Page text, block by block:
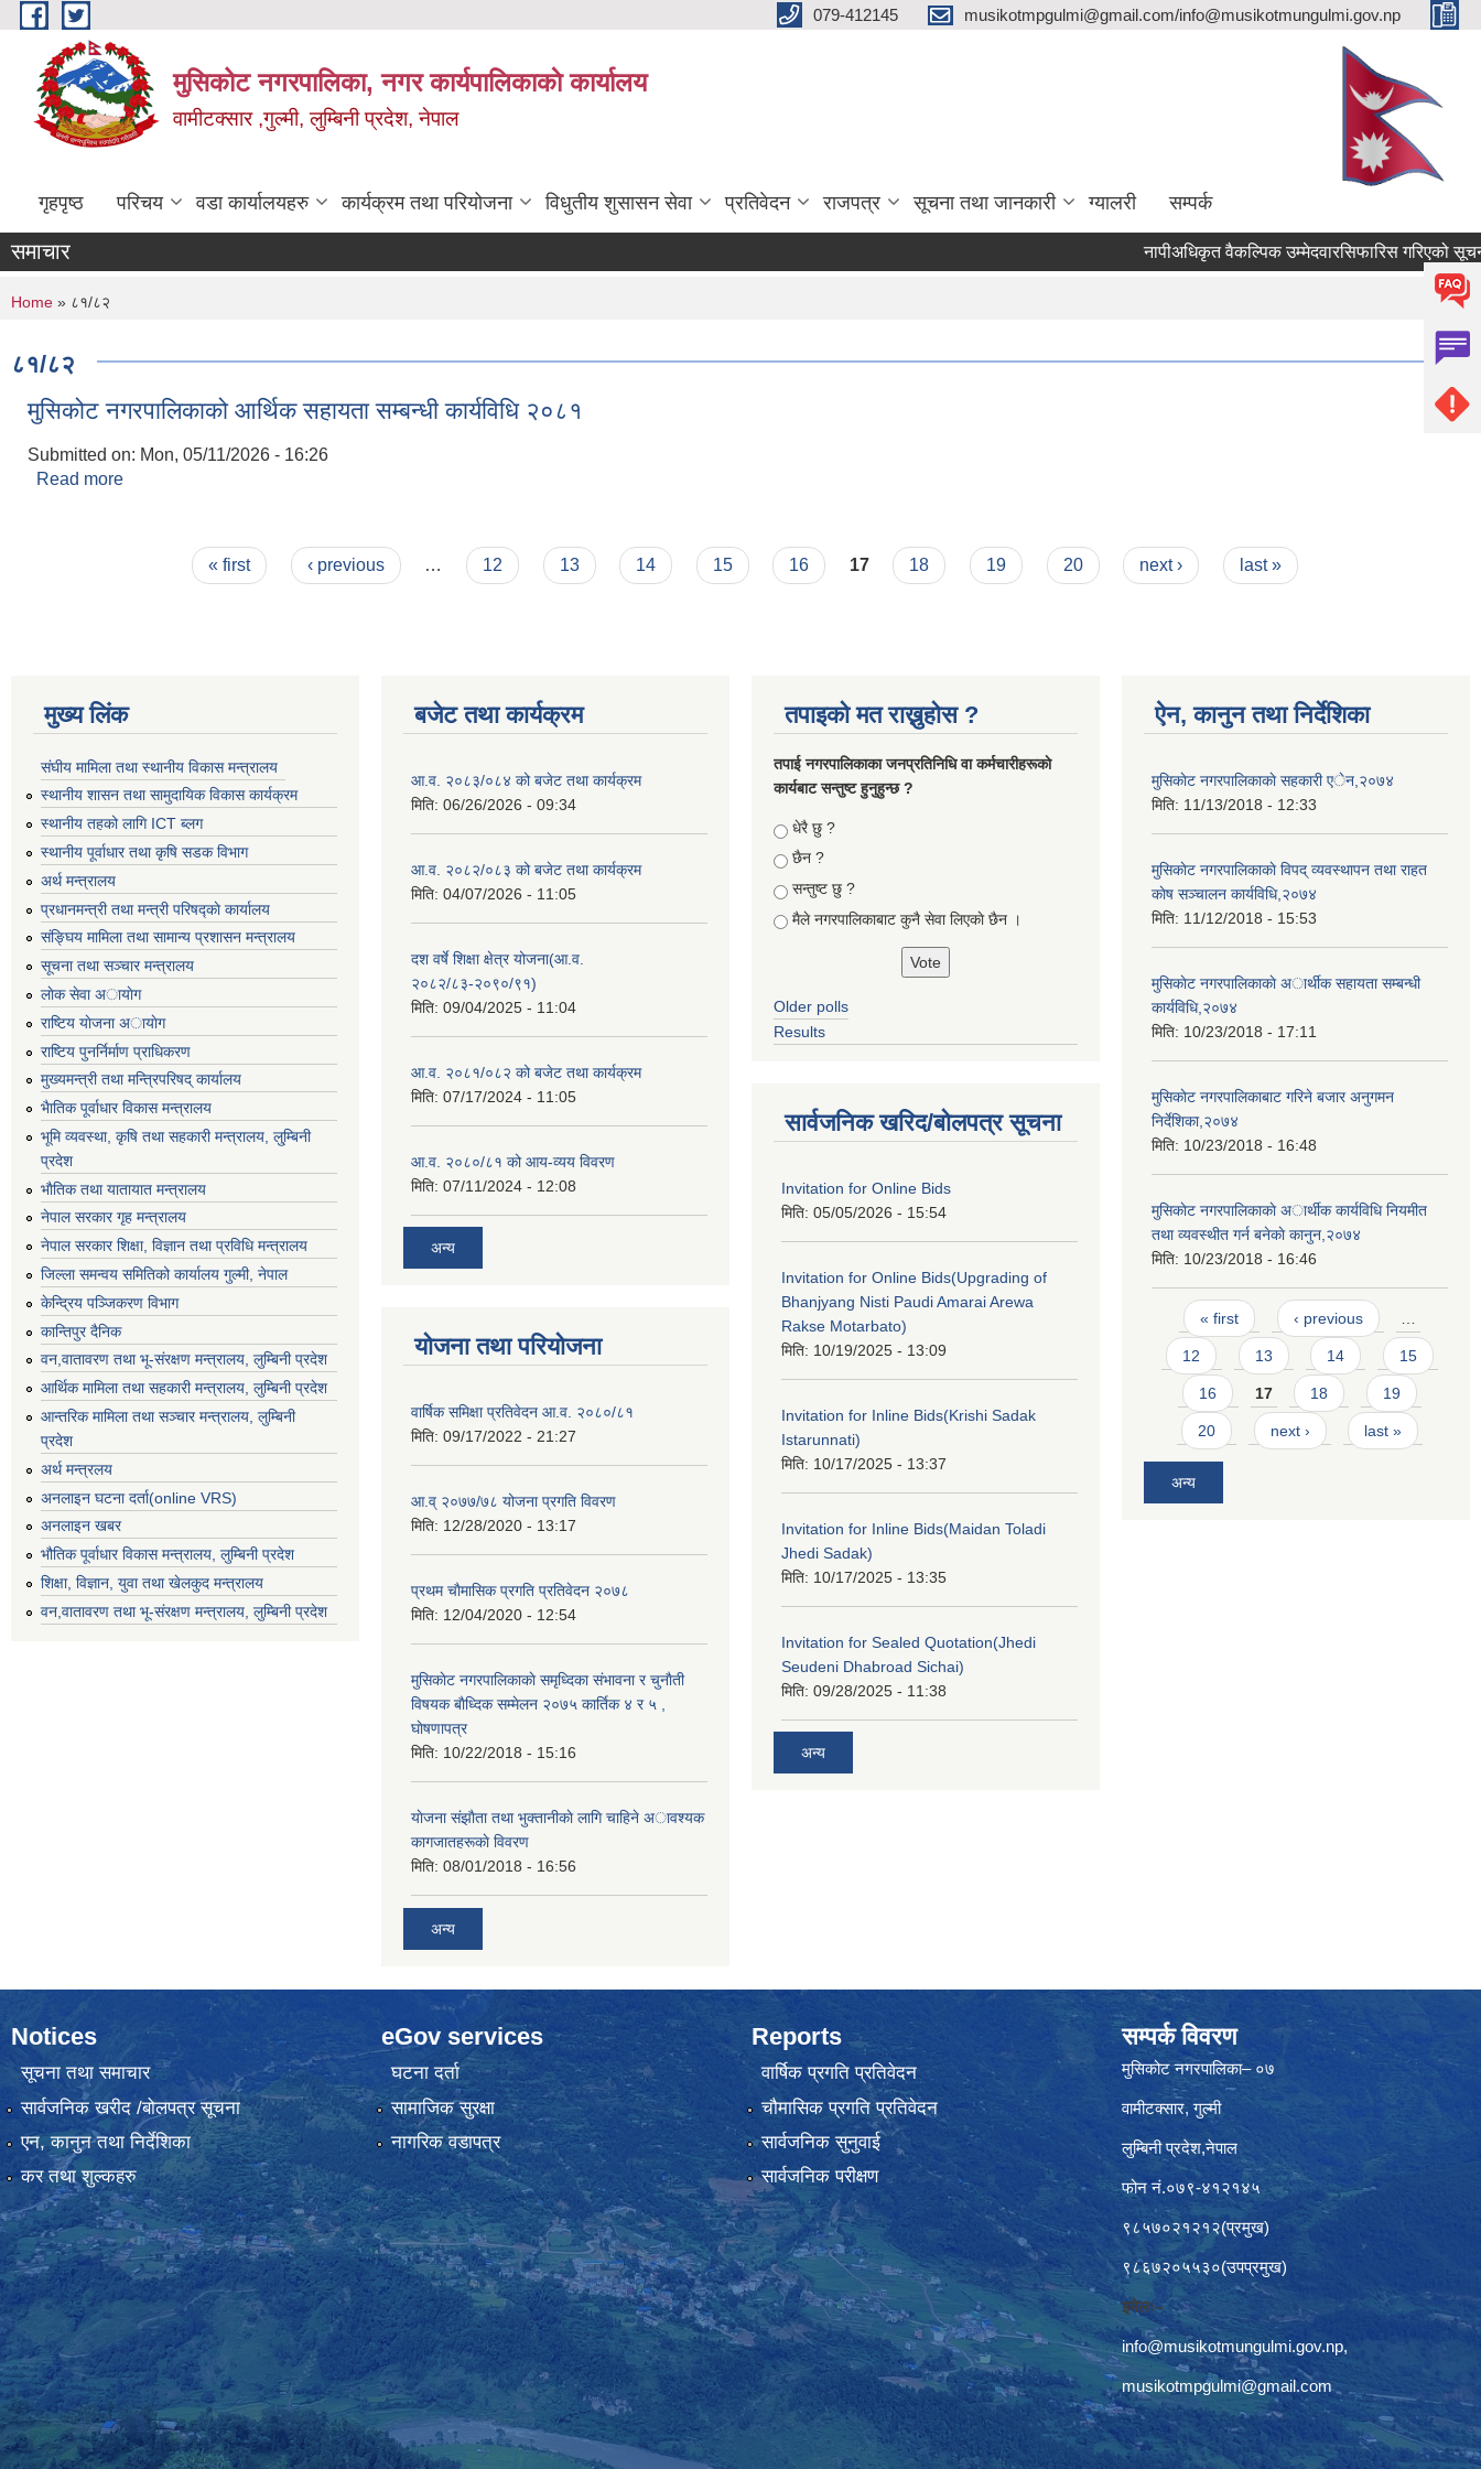
Skip to main content 079-412145 musikotmpgulmi@gmail.com/info@musikotmungulmi.gov.np
मुसिकोट नगरपालिका, नगर कार्यपालिकाकाे कार्यालय
वामीटक्सार ,गुल्मी, लुम्बिनी प्रदेश, नेपाल
गृहपृष्ठ परिचय वडा कार्यालयहरु कार्यक्रम तथा परियोजना विधुतीय शुसासन सेवा प्रतिवेदन राजपत्र सूचना तथा जानकारी ग्यालरी सम्पर्क
समाचार नापीअधिकृत वैकल्पिक उम्मेदवारसिफारिस गरिएको सूचना।
You are here
Home » ८१/८२
८१/८२
मुसिकोट नगरपालिकाको आर्थिक सहायता सम्बन्धी कार्यविधि २०८१
Submitted on: Mon, 05/11/2026 - 16:26
Read more
« first ‹ previous … 12 13 14 15 16 17 18 19 20 next › last »
मुख्य लिंक
संघीय मामिला तथा स्थानीय विकास मन्त्रालय
स्थानीय शासन तथा सामुदायिक विकास कार्यक्रम
स्थानीय तहको लागि ICT ब्लग
स्थानीय पूर्वाधार तथा कृषि सडक विभाग
अर्थ मन्त्रालय
प्रधानमन्त्री तथा मन्त्री परिषद्काे कार्यालय
संङ्घिय मामिला तथा सामान्य प्रशासन मन्त्रालय
सूचना तथा सञ्चार मन्त्रालय
लाेक सेवा अायाेग
राष्टिय याेजना अायाेग
राष्टिय पुनर्निर्माण प्राधिकरण
मुख्यमन्त्री तथा मन्त्रिपरिषद् कार्यालय
भैातिक पूर्वाधार विकास मन्त्रालय
भूमि व्यवस्था, कृषि तथा सहकारी मन्त्रालय, लु्म्बिनी
प्रदेश
भाैतिक तथा यातायात मन्त्रालय
नेपाल सरकार गृह मन्त्रालय
नेपाल सरकार शिक्षा, विज्ञान तथा प्रविधि मन्त्रालय
जिल्ला समन्वय समितिको कार्यालय गुल्मी, नेपाल
केन्द्रिय पञ्जिकरण विभाग
कान्तिपुर दैनिक
वन,वातावरण तथा भू-संरक्षण मन्त्रालय, लुम्बिनी प्रदेश
आर्थिक मामिला तथा सहकारी मन्त्रालय, लुम्बिनी प्रदेश
आन्तरिक मामिला तथा सञ्चार मन्त्रालय, लुम्बिनी
प्रदेश
अर्थ मन्त्रलय
अनलाइन घटना दर्ता(online VRS)
अनलाइन खबर
भौतिक पूर्वाधार विकास मन्त्रालय, लुम्बिनी प्रदेश
शिक्षा, विज्ञान, युवा तथा खेलकुद मन्‍‍त्रालय
वन,वातावरण तथा भू-संरक्षण मन्त्रालय, लुम्बिनी प्रदेश
बजेट तथा कार्यक्रम
आ.व. २०८३/०८४ को बजेट तथा कार्यक्रम
मिति: 06/26/2026 - 09:34
आ.व. २०८२/०८३ को बजेट तथा कार्यक्रम
मिति: 04/07/2026 - 11:05
दश वर्षे शिक्षा क्षेत्र योजना(आ.व.
२०८२/८३-२०९०/९१)
मिति: 09/04/2025 - 11:04
आ.व. २०८१/०८२ को बजेट तथा कार्यक्रम
मिति: 07/17/2024 - 11:05
आ.व. २०८०/८१ को आय-व्यय विवरण
मिति: 07/11/2024 - 12:08
अन्य
योजना तथा परियोजना
वार्षिक समिक्षा प्रतिवेदन आ.व. २०८०/८१
मिति: 09/17/2022 - 21:27
आ.व् २०७७/७८ योजना प्रगति विवरण
मिति: 12/28/2020 - 13:17
प्रथम चाैमासिक प्रगति प्रतिवेदन २०७८
मिति: 12/04/2020 - 12:54
मुसिकाेट नगरपालिकाकाे समृध्दिका संभावना र चुनाैती
विषयक बाैध्दिक सम्मेलन २०७५ कार्तिक ४ र ५ ,
घाेषणापत्र
मिति: 10/22/2018 - 15:16
याेजना संझाैता तथा भुक्तानीकाे लागि चाहिने अावश्यक
कागजातहरूकाे विवरण
मिति: 08/01/2018 - 16:56
अन्य
तपाइको मत राख्नुहोस ?
तपा‌ई नगरपालिकाका जनप्रतिनिधि वा कर्मचारीहरूकाे
कार्यबाट सन्तुष्ट हुनुहुन्छ ?
Choices
धेरै छु ?
छैन ?
सन्तुष्ट छु ?
मैले नगरपालिकाबाट कुनै सेवा लिएकाे छैन ।
Older polls
Results
सार्वजनिक खरिद/बोलपत्र सूचना
Invitation for Online Bids
मिति: 05/05/2026 - 15:54
Invitation for Online Bids(Upgrading of
Bhanjyang Nisti Paudi Amarai Arewa
Rakse Motarbato)
मिति: 10/19/2025 - 13:09
Invitation for Inline Bids(Krishi Sadak
Istarunnati)
मिति: 10/17/2025 - 13:37
Invitation for Inline Bids(Maidan Toladi
Jhedi Sadak)
मिति: 10/17/2025 - 13:35
Invitation for Sealed Quotation(Jhedi
Seudeni Dhabroad Sichai)
मिति: 09/28/2025 - 11:38
अन्य
ऐन, कानुन तथा निर्देशिका
मुसिकाेट नगरपालिकाकाे सहकारी एेन,२०७४
मिति: 11/13/2018 - 12:33
मुसिकाेट नगरपालिकाकाे विपद् व्यवस्थापन तथा राहत
काेष सञ्चालन कार्यविधि,२०७४
मिति: 11/12/2018 - 15:53
मुसिकाेट नगरपालिकाकाे अार्थीक सहायता सम्बन्धी
कार्यविधि,२०७४
मिति: 10/23/2018 - 17:11
मुसिकाेट नगरपालिकाबाट गरिने बजार अनुगमन
निर्देशिका,२०७४
मिति: 10/23/2018 - 16:48
मुसिकाेट नगरपालिकाकाे अार्थीक कार्यविधि नियमीत
तथा व्यवस्थीत गर्न बनेकाे कानुन,२०७४
मिति: 10/23/2018 - 16:46
Pages
« first ‹ previous …
12 13 14 15
16 17 18 19
20 next › last »
अन्य
Notices
सूचना तथा समाचार
सार्वजनिक खरीद /बोलपत्र सूचना
एन, कानुन तथा निर्देशिका
कर तथा शुल्कहरु
eGov services
घटना दर्ता
सामाजिक सुरक्षा
नागरिक वडापत्र
Reports
वार्षिक प्रगति प्रतिवेदन
चौमासिक प्रगति प्रतिवेदन
सार्वजनिक सुनुवाई
सार्वजनिक परीक्षण
सम्पर्क विवरण
मुसिकोट नगरपालिका– ०७
वामीटक्सार, गुल्मी
लुम्बिनी प्रदेश,नेपाल
फोन नं.०७९-४१२१४५
९८५७०२१२१२(प्रमुख)
९८६७२०५५३०(उपप्रमुख)
इमेलः–
info@musikotmungulmi.gov.np,
musikotmpgulmi@gmail.com